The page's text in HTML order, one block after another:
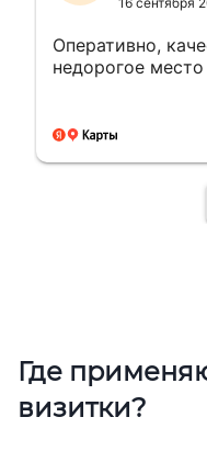
Оперативно,
недорогое место
Где
визитки?